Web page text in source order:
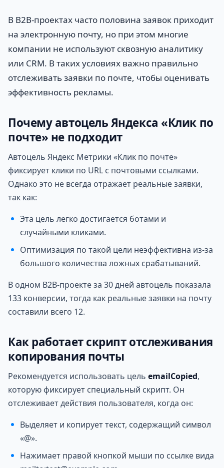
В B2B-проектах часто половина заявок приходит
на электронную почту, но при этом многие
компании не используют сквозную аналитику
или CRM. В таких условиях важно правильно
отслеживать заявки по почте, чтобы оценивать
эффективность рекламы.
Почему автоцель Яндекса «Клик по
почте» не подходит
Автоцель Яндекс Метрики «Клик по почте»
фиксирует клики по URL с почтовыми ссылками.
Однако это не всегда отражает реальные заявки,
так как:
Эта цель легко достигается ботами и
случайными кликами.
Оптимизация по такой цели неэффективна из-за
большого количества ложных срабатываний.
В одном B2B-проекте за 30 дней автоцель показала
133 конверсии, тогда как реальные заявки на почту
составили всего 12.
Как работает скрипт отслеживания
копирования почты
Рекомендуется использовать цель emailCopied,
которую фиксирует специальный скрипт. Он
отслеживает действия пользователя, когда он:
Выделяет и копирует текст, содержащий символ
«@».
Нажимает правой кнопкой мыши по ссылке вида